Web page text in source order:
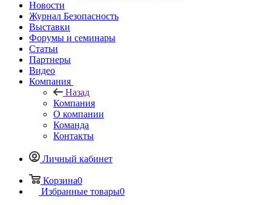
Новости
Журнал Безопасность
Выставки
Форумы и семинары
Статьи
Партнеры
Видео
Компания
Назад
Компания
О компании
Команда
Контакты
Личный кабинет
Корзина0
Избранные товары0